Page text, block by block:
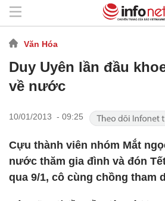
Văn Hóa
Duy Uyên lần đầu
về nước
10/01/2013 - 09:25
Cựu thành viên nhóm Mắt
nước thăm gia đình và đón
qua 9/1, cô cùng chồng tham